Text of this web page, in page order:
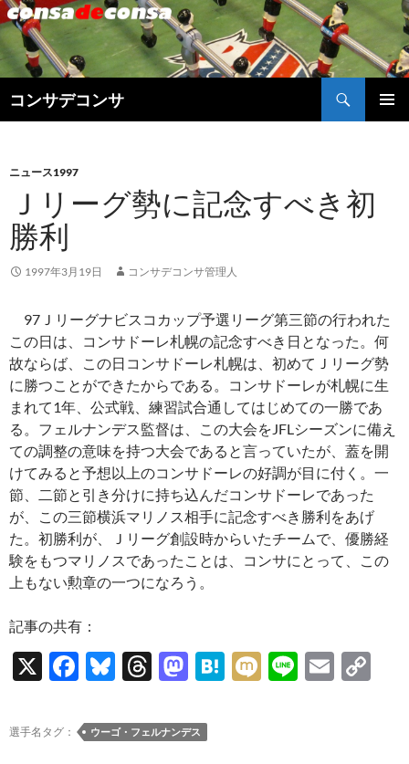
コンサデコンサ
索
ン
へ
ス
キ
ッ
ニュース1997
Ｊリーグ勢に記念すべき初
勝利
1997年3月19日 コンサデコンサ管理人
97Ｊリーグナビスコカップ予選リーグ第三節の行われた
この日は、コンサドーレ札幌の記念すべき日となった。何
故ならば、この日コンサドーレ札幌は、初めてＪリーグ勢
に勝つことができたからである。コンサドーレが札幌に生
まれて1年、公式戦、練習試合通してはじめての一勝であ
る。フェルナンデス監督は、この大会をJFLシーズンに備え
ての調整の意味を持つ大会であると言っていたが、蓋を開
けてみると予想以上のコンサドーレの好調が目に付く。一
節、二節と引き分けに持ち込んだコンサドーレであった
が、この三節横浜マリノス相手に記念すべき勝利をあげ
た。初勝利が、Ｊリーグ創設時からいたチームで、優勝経
験をもつマリノスであったことは、コンサにとって、この
上もない勲章の一つになろう。
記事の共有：
X
F
e
Bl
es
T
e
M
to
H
M Li
E
選手名タグ： ウーゴ・フェルナンデス